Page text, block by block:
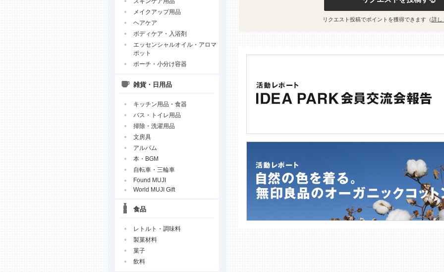
メイクアップ用品
ヘアケア
ボディケア・入浴剤
エッセンシャルオイル・アロマ
ポット
ポーチ・小分け容器
雑貨・日用品
キッチン用品・食器
バス・トイレ用品
掃除・洗濯用品
文房具
アルバム
本・BGM
自転車・三輪車
Found MUJI
World MUJI Gift
食品
レトルト・調味料
製菓材料
菓子
飲料
リクエスト投稿でポイントを獲得できます（詳し